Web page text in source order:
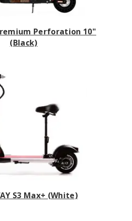
Perforation 10"
(Black)
S3 Max+ (White)